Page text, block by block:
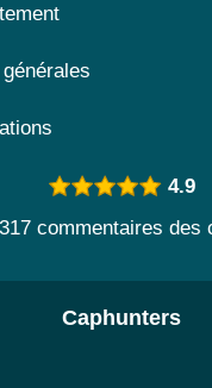
4.9
commentaires des
Caphunters